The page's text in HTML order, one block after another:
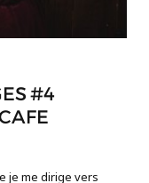
#4
je me dirige vers